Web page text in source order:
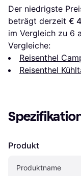
Der niedrigste
beträgt derzeit €
im Vergleich zu 6
Vergleiche:
Reisenthel
Reisenthel
Produkt
Produktname